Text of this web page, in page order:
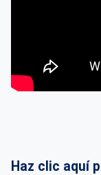
Haz clic aquí